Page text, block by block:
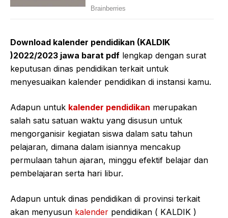
Download kalender pendidikan (KALDIK
)2022/2023 jawa barat pdf lengkap dengan surat
keputusan dinas pendidikan terkait untuk
menyesuaikan kalender pendidikan di instansi kamu.
Adapun untuk kalender pendidikan merupakan
salah satu satuan waktu yang disusun untuk
mengorganisir kegiatan siswa dalam satu tahun
pelajaran, dimana dalam isiannya mencakup
permulaan tahun ajaran, minggu efektif belajar dan
pembelajaran serta hari libur.
Adapun untuk dinas pendidikan di provinsi terkait
akan menyusun kalender pendidikan ( KALDIK )